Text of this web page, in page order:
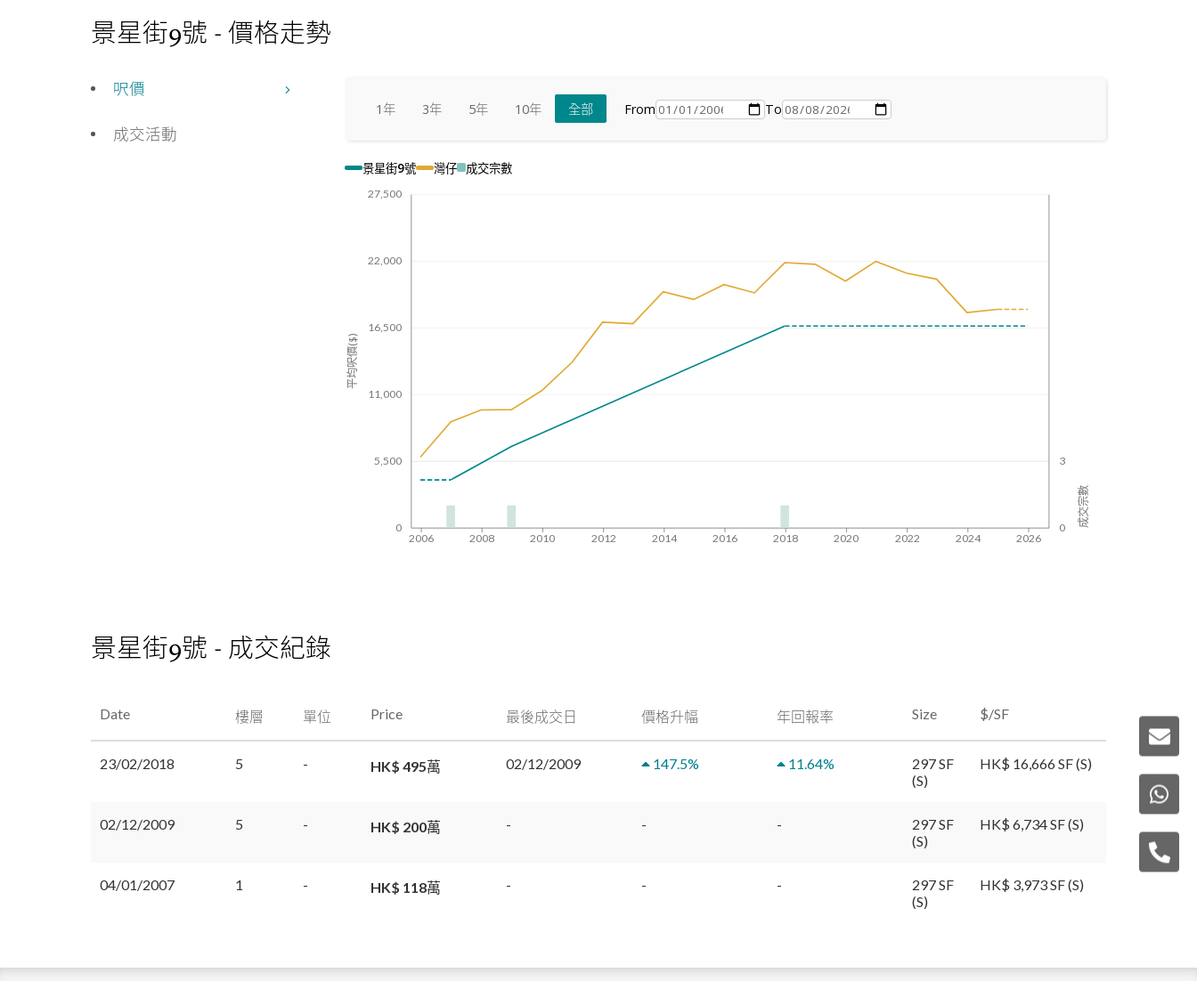
景星街9號 - 價格走勢
呎價
成交活動
1年 3年 5年 10年 全部 From To
景星街9號 灣仔 成交宗數
3
0
2006 2008 2010 2012 2014 2016 2018 2020 2022 2024 2026
成交宗數
27,500
22,000
16,500
11,000
5,500
0
平均呎價($)
景星街9號 - 成交紀錄
Date 樓層 單位 Price 最後成交日 價格升幅 年回報率 Size $/SF
23/02/2018 5 - HK$ 495萬 02/12/2009 147.5% 11.64%
297 SF
(S)
HK$ 16,666 SF (S)
02/12/2009 5 - HK$ 200萬 - - -
297 SF
(S)
HK$ 6,734 SF (S)
04/01/2007 1 - HK$ 118萬 - - -
297 SF
(S)
HK$ 3,973 SF (S)